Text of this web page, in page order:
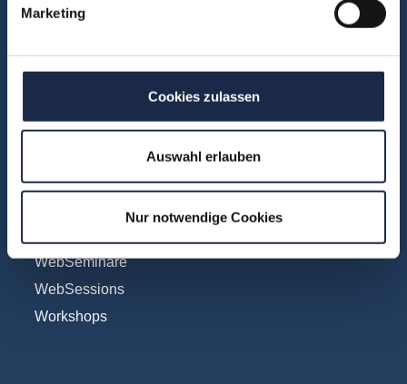
Marketing
Cookies zulassen
Auswahl erlauben
Nur notwendige Cookies
Redaktion
Konferenzen
WebSeminare
WebSessions
Workshops